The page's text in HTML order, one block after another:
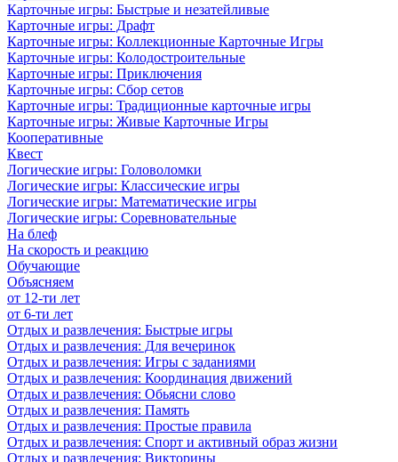
Карточные игры: Быстрые и незатейливые
Карточные игры: Драфт
Карточные игры: Коллекционные Карточные Игры
Карточные игры: Колодостроительные
Карточные игры: Приключения
Карточные игры: Сбор сетов
Карточные игры: Традиционные карточные игры
Карточные игры: Живые Карточные Игры
Кооперативные
Квест
Логические игры: Головоломки
Логические игры: Классические игры
Логические игры: Математические игры
Логические игры: Соревновательные
На блеф
На скорость и реакцию
Обучающие
Объясняем
от 12-ти лет
от 6-ти лет
Отдых и развлечения: Быстрые игры
Отдых и развлечения: Для вечеринок
Отдых и развлечения: Игры с заданиями
Отдых и развлечения: Координация движений
Отдых и развлечения: Обьясни слово
Отдых и развлечения: Память
Отдых и развлечения: Простые правила
Отдых и развлечения: Спорт и активный образ жизни
Отдых и развлечения: Викторины